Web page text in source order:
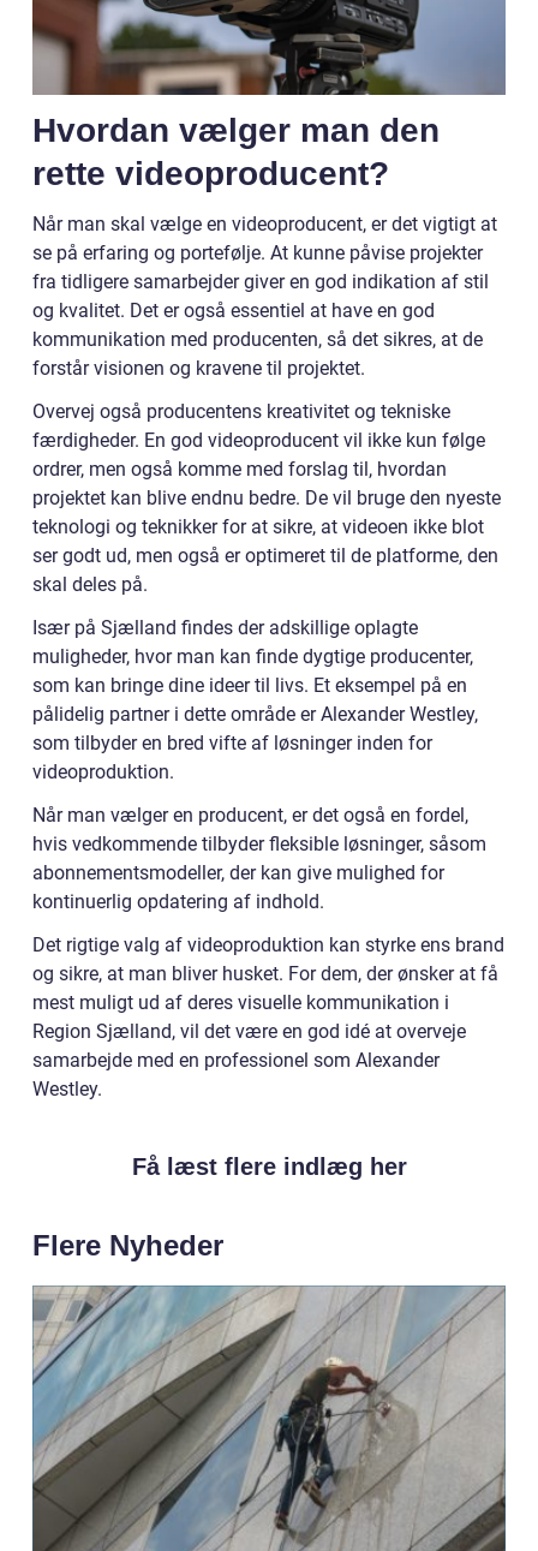
Hvordan vælger man den
rette videoproducent?
Når man skal vælge en videoproducent, er det vigtigt at
se på erfaring og portefølje. At kunne påvise projekter
fra tidligere samarbejder giver en god indikation af stil
og kvalitet. Det er også essentiel at have en god
kommunikation med producenten, så det sikres, at de
forstår visionen og kravene til projektet.
Overvej også producentens kreativitet og tekniske
færdigheder. En god videoproducent vil ikke kun følge
ordrer, men også komme med forslag til, hvordan
projektet kan blive endnu bedre. De vil bruge den nyeste
teknologi og teknikker for at sikre, at videoen ikke blot
ser godt ud, men også er optimeret til de platforme, den
skal deles på.
Især på Sjælland findes der adskillige oplagte
muligheder, hvor man kan finde dygtige producenter,
som kan bringe dine ideer til livs. Et eksempel på en
pålidelig partner i dette område er Alexander Westley,
som tilbyder en bred vifte af løsninger inden for
videoproduktion.
Når man vælger en producent, er det også en fordel,
hvis vedkommende tilbyder fleksible løsninger, såsom
abonnementsmodeller, der kan give mulighed for
kontinuerlig opdatering af indhold.
Det rigtige valg af videoproduktion kan styrke ens brand
og sikre, at man bliver husket. For dem, der ønsker at få
mest muligt ud af deres visuelle kommunikation i
Region Sjælland, vil det være en god idé at overveje
samarbejde med en professionel som Alexander
Westley.
Få læst flere indlæg her
Flere Nyheder